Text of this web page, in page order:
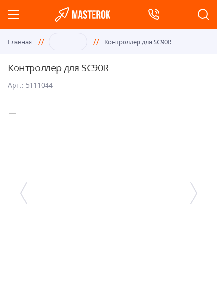
Главная ... Контроллер для SC90R
Контроллер для SC90R
Арт.: 5111044